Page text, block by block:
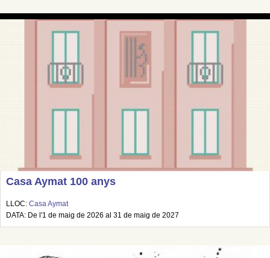
Casa Aymat 100 anys
LLOC: Casa Aymat
DATA: De l'1 de maig de 2026 al 31 de maig de 2027